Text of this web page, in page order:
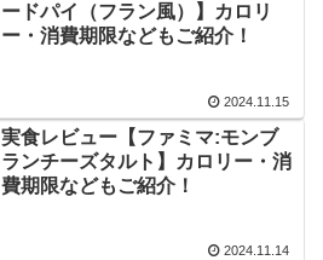
ードパイ（フラン風）】カロリ
ー・消費期限などもご紹介！
2024.11.15
実食レビュー【ファミマ:モンブ
ランチーズタルト】カロリー・消
費期限などもご紹介！
2024.11.14